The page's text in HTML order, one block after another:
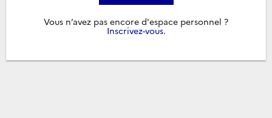
Vous n’avez pas encore d'espace personnel ?
Inscrivez-vous.